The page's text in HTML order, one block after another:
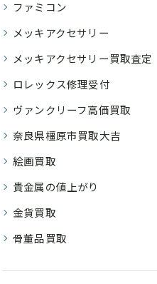
ファミコン
メッキアクセサリー
メッキアクセサリー買取査定
ロレックス修理受付
ヴァンクリーフ高価買取
奈良県橿原市買取大吉
絵画買取
貴金属の値上がり
金貨買取
骨董品買取